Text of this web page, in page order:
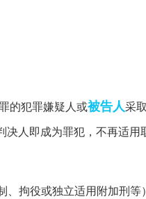
的犯罪嫌疑人或被告人采
人即成为罪犯，不再适用
、拘役或独立适用附加刑等